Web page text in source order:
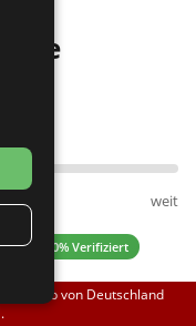
weit
✓ 100% Verifiziert
von Deutschland
.